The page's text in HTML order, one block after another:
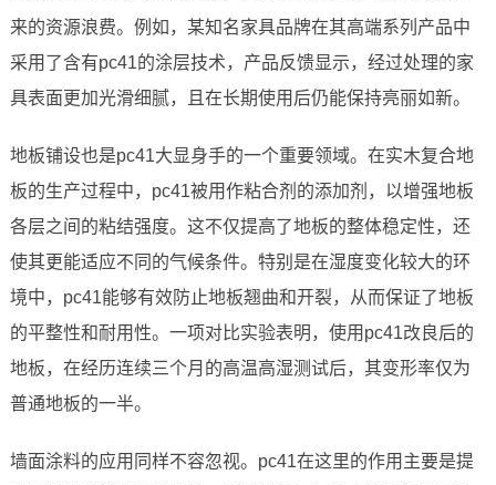
来的资源浪费。例如，某知名家具品牌在其高端系列产品中
采用了含有pc41的涂层技术，产品反馈显示，经过处理的家
具表面更加光滑细腻，且在长期使用后仍能保持亮丽如新。
地板铺设也是pc41大显身手的一个重要领域。在实木复合地
板的生产过程中，pc41被用作粘合剂的添加剂，以增强地板
各层之间的粘结强度。这不仅提高了地板的整体稳定性，还
使其更能适应不同的气候条件。特别是在湿度变化较大的环
境中，pc41能够有效防止地板翘曲和开裂，从而保证了地板
的平整性和耐用性。一项对比实验表明，使用pc41改良后的
地板，在经历连续三个月的高温高湿测试后，其变形率仅为
普通地板的一半。
墙面涂料的应用同样不容忽视。pc41在这里的作用主要是提